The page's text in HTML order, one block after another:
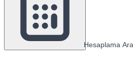
Hesaplama